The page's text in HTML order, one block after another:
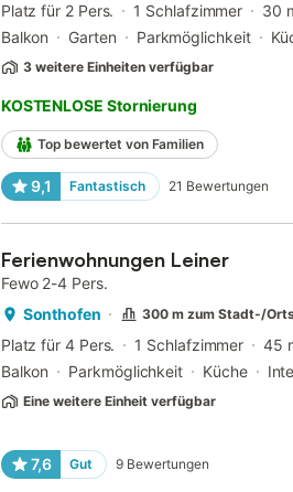
Platz für 2 Pers. 1 Schlafzimmer
30
Balkon
Garten Parkmöglichkeit
3 weitere Einheiten verfügbar
KOSTENLOSE Stornierung
Top bewertet von Familien
9,1 Fantastisch 21 Bewertungen
Ferienwohnungen Leiner
Fewo 2-4 Pers.
Sonthofen
300 m zum Stadt-/
Platz für 4 Pers. 1 Schlafzimmer
45
Balkon
Parkmöglichkeit Küche
Eine weitere Einheit verfügbar
7,6 Gut 9 Bewertungen